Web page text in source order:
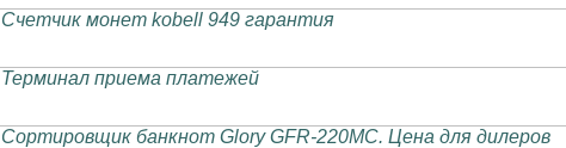
Счетчик монет kobell 949 гарантия
Терминал приема платежей
Сортировщик банкнот Glory GFR-220MC. Цена для дилеров